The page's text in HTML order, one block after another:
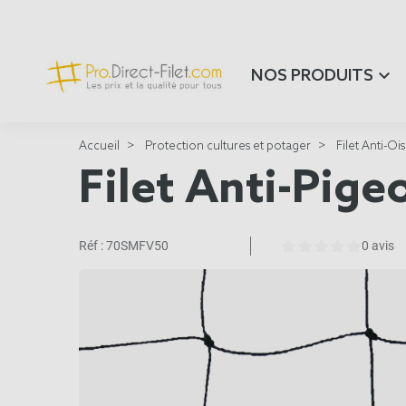
NOS PRODUITS
Accueil Protection cultures et potager Filet Anti-
Filet Anti-
Réf :70SMFV50 0 avis